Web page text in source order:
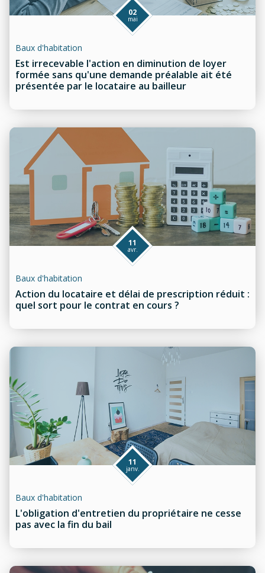
Est irrecevable l'action en diminution de loyer
formée sans qu'une demande préalable ait été
présentée par le locataire au bailleur
02
mai
Baux d'habitation
Action du locataire et délai de prescription réduit :
quel sort pour le contrat en cours ?
11
avr.
Baux d'habitation
L'obligation d'entretien du propriétaire ne cesse
pas avec la fin du bail
11
janv.
Baux d'habitation